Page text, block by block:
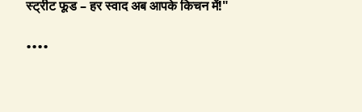
स्ट्रीट फूड – हर स्वाद अब आपके किचन में!"
....